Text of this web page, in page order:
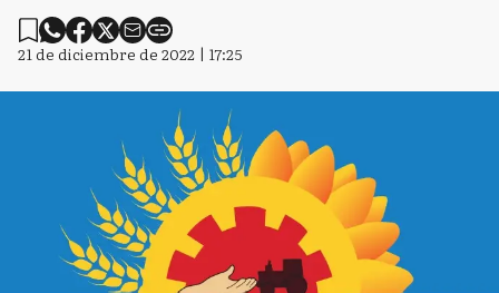
21 de diciembre de 2022 | 17:25